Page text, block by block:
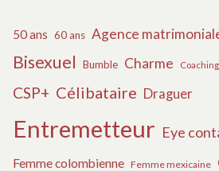
50 ans 60 ans Agence
Bisexuel Bumble Charme
CSP+ Célibataire Draguer
Entremetteur Eye
Femme colombienne Femme mexicaine